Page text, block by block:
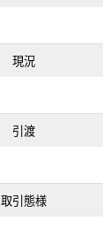
現況
引渡
取引態様